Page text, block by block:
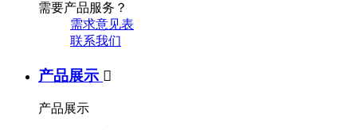
需要产品服务？
需求意见表
联系我们
产品展示 
产品展示